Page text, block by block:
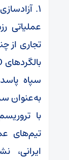
۱.
عملیاتی
تجاری از
سپاه
به‌عنوان
با
تیم‌های
ایرانی،